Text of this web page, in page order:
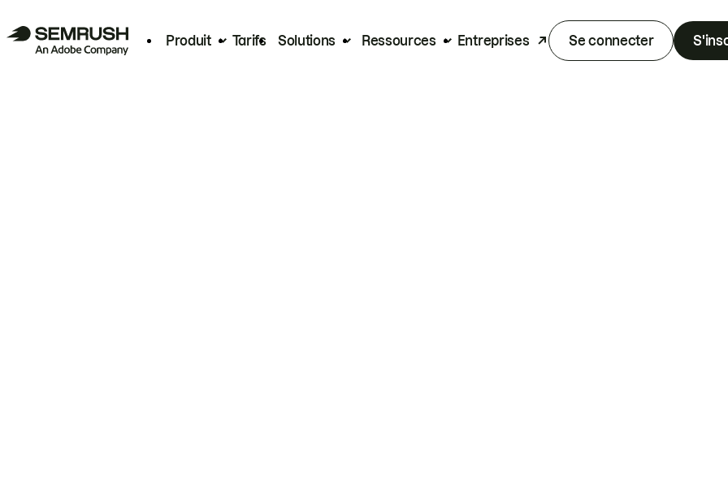
Produit Tarifs Solutions Ressources Entreprises Se connecter